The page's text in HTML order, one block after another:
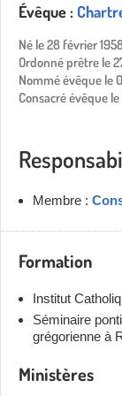
Évêque :
Né le 28 février
Ordonné prêtre le
Nommé évêque le
Consacré évêque le
Membre :
Formation
Institut
Séminaire
grégorienne à
Ministères